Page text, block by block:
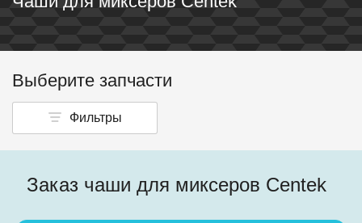
Выберите запчасти
Фильтры
Заказ чаши для миксеров Centek